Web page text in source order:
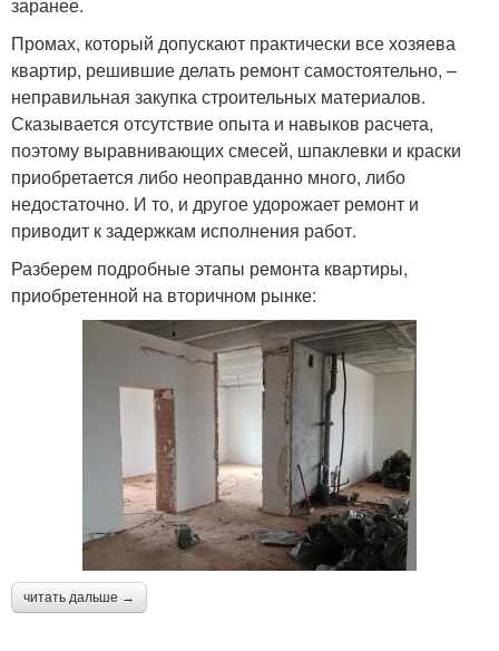
заранее.
Промах, который допускают практически все хозяева
квартир, решившие делать ремонт самостоятельно, –
неправильная закупка строительных материалов.
Сказывается отсутствие опыта и навыков расчета,
поэтому выравнивающих смесей, шпаклевки и краски
приобретается либо неоправданно много, либо
недостаточно. И то, и другое удорожает ремонт и
приводит к задержкам исполнения работ.
Разберем подробные этапы ремонта квартиры,
приобретенной на вторичном рынке:
читать дальше →